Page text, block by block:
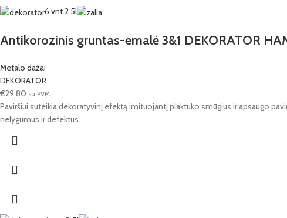
6 vnt.2.5l
Antikorozinis gruntas-emalė 3&1 DEKORATOR
Metalo dažai
DEKORATOR
€29,80 su PVM
Paviršiui suteikia dekoratyvinį efektą imituojantį plaktuko smūgius ir apsaugo
nelygumus ir defektus.